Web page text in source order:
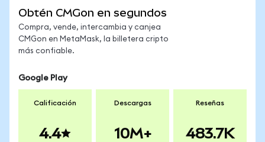
Obtén CMGon en segundos
Compra, vende, intercambia y canjea
CMGon en MetaMask, la billetera cripto
más confiable.
Google Play
Calificación
4.4
Descargas
10M+
Reseñas
483.7K